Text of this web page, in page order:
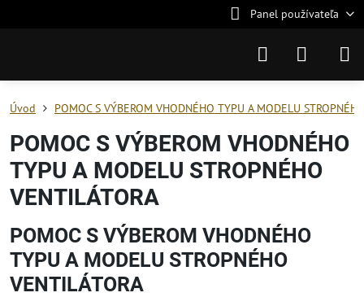
Panel používateľa
Úvod POMOC S VÝBEROM VHODNÉHO TYPU A MODELU
POMOC S VÝBEROM VHODNÉHO
TYPU A MODELU STROPNÉHO
VENTILÁTORA
POMOC S VÝBEROM VHODNÉHO
TYPU A MODELU STROPNÉHO
VENTILÁTORA